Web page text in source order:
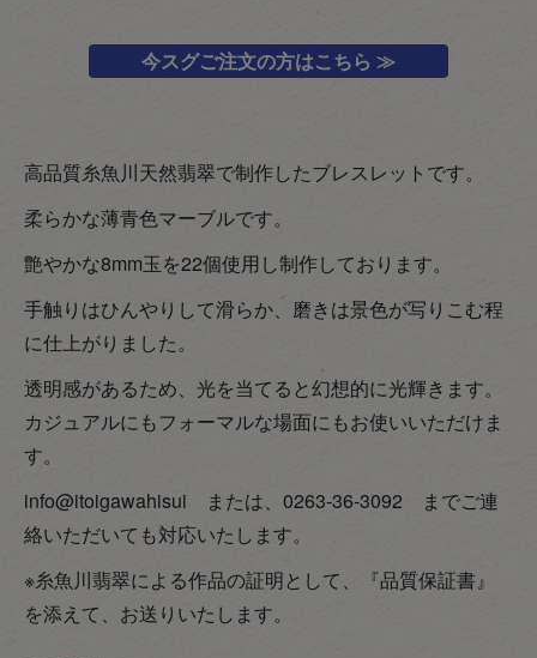
今スグご注文の方はこちら ≫
高品質糸魚川天然翡翠で制作したブレスレットです。
柔らかな薄青色マーブルです。
艶やかな8mm玉を22個使用し制作しております。
手触りはひんやりして滑らか、磨きは景色が写りこむ程
に仕上がりました。
透明感があるため、光を当てると幻想的に光輝きます。
カジュアルにもフォーマルな場面にもお使いいただけま
す。
info@itoigawahisui または、0263-36-3092 までご連
絡いただいても対応いたします。
※糸魚川翡翠による作品の証明として、『品質保証書』
を添えて、お送りいたします。